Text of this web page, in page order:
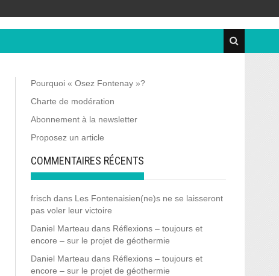
Pourquoi « Osez Fontenay »?
Charte de modération
Abonnement à la newsletter
Proposez un article
COMMENTAIRES RÉCENTS
frisch dans Les Fontenaisien(ne)s ne se laisseront
pas voler leur victoire
Daniel Marteau dans Réflexions – toujours et
encore – sur le projet de géothermie
Daniel Marteau dans Réflexions – toujours et
encore – sur le projet de géothermie